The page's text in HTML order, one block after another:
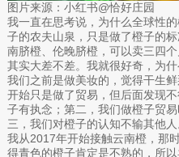
图片来源：小红书@恰好庄园
我一直在思考说，为什么全球性
子的农夫山泉，只是做了橙子的
南脐橙、伦晚脐橙，可以卖三四
其实大差不差。我就很好奇，为
我们之前是做美妆的，觉得干生
开始只是做了贸易，但后面发现
子有执念；第二，我们做橙子贸
三，我们对橙子的认知不输其他人
我从2017年开始接触云南橙，那
得青色的橙子肯定是不熟的，所